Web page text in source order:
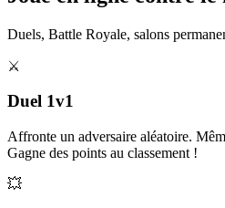
Duels, Battle Royale, salons
⚔️
Duel 1v1
Affronte un adversaire aléatoire.
Gagne des points au classement !
💥